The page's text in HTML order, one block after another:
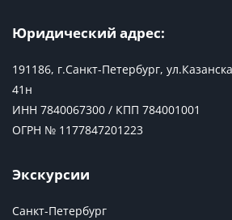
Юридический адрес:
191186, г.Санкт-Петербург,
41н
ИНН 7840067300 / КПП 784001001
ОГРН № 1177847201223
Экскурсии
Санкт-Петербург